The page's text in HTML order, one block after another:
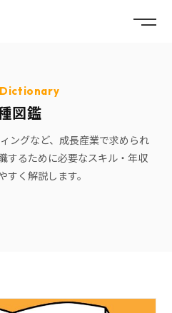
図鑑
ングなど、成長産業で求められ
するために必要なスキル・年収
く解説します。